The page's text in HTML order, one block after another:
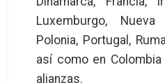
Luxemburgo, Nueva
Polonia, Portugal,
así como en
alianzas.